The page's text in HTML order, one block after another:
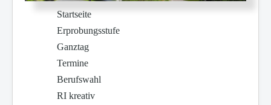
Startseite
Erprobungsstufe
Ganztag
Termine
Berufswahl
RI kreativ